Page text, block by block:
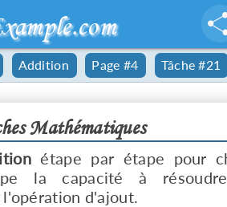
Addition Page #4 Tâche #21
Mathématiques
étape par étape pour
la capacité à
d'ajout.